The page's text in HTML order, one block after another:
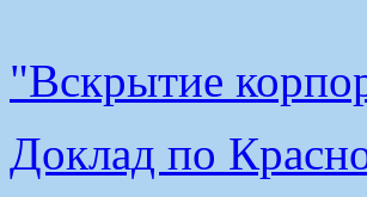
"Вскрытие
Доклад по